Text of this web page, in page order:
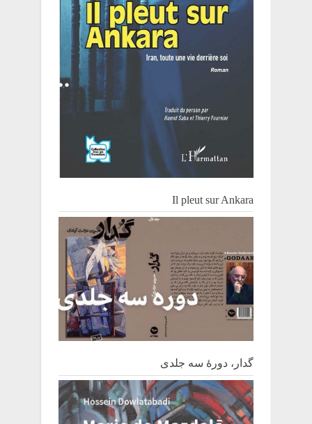
Il pleut sur Ankara
گدار، دورۀ سه جلدی